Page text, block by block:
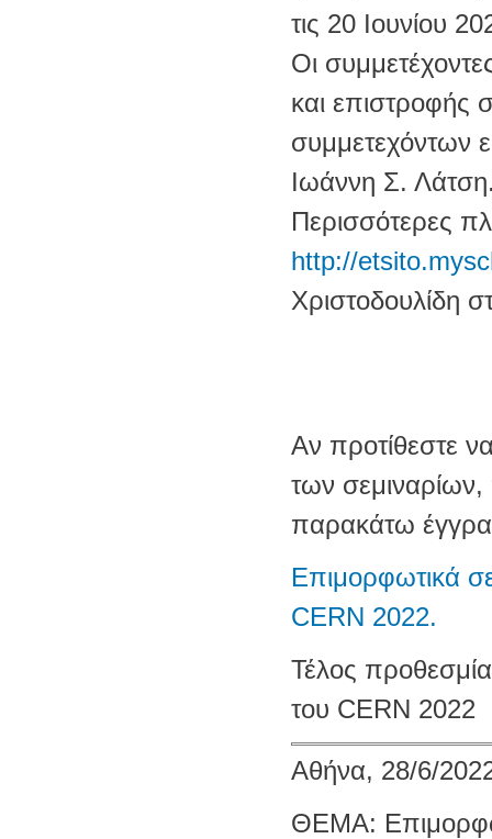
τις 20 Ιουνίου
Οι
και επιστροφής
συμμετεχόντων
Ιωάννη Σ.
Περισσότερες
http://
Χριστοδουλίδη
Αν προτίθεστε
των
παρακάτω
Επιμορφωτικά
CERN 2022.
Τέλος
του CERN 2022
Αθήνα, 28/6/
ΘΕΜΑ: